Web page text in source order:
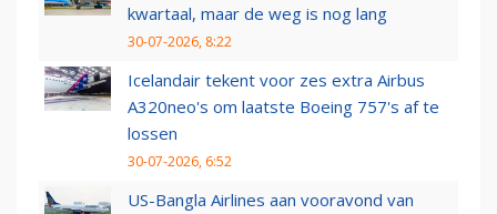
kwartaal, maar de weg is nog lang
30-07-2026, 8:22
Icelandair tekent voor zes extra Airbus
A320neo's om laatste Boeing 757's af te
lossen
30-07-2026, 6:52
US-Bangla Airlines aan vooravond van